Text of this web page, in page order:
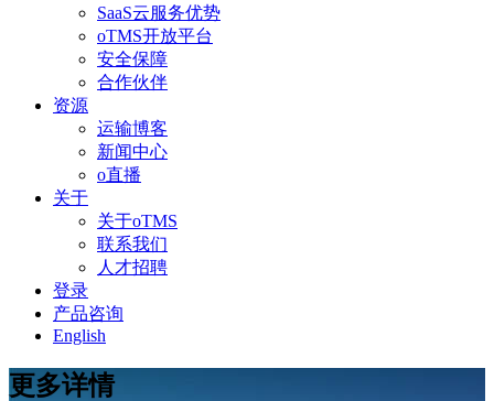
SaaS云服务优势
oTMS开放平台
安全保障
合作伙伴
资源
运输博客
新闻中心
o直播
关于
关于oTMS
联系我们
人才招聘
登录
产品咨询
English
更多详情